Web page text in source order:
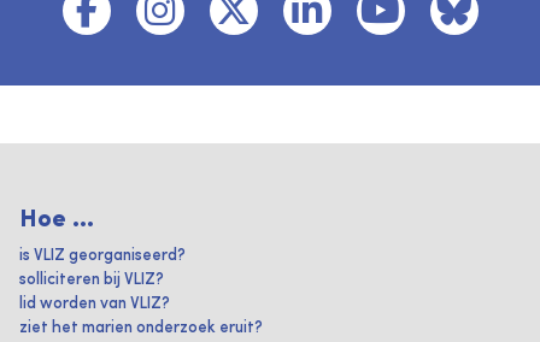
Hoe ...
is VLIZ georganiseerd?
solliciteren bij VLIZ?
lid worden van VLIZ?
ziet het marien onderzoek eruit?